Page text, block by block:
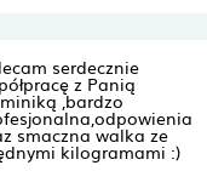
serdecznie
z Panią
,bardzo
smaczna walka ze
kilogramami :)